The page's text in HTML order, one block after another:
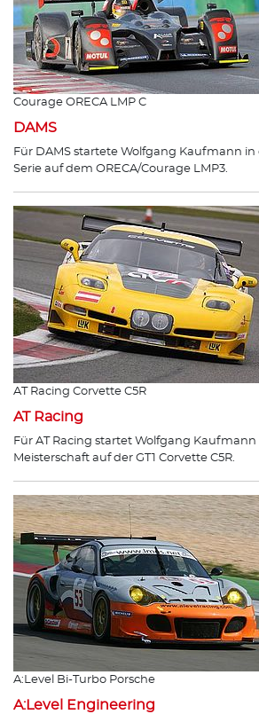
Courage ORECA LMP C
DAMS
Für DAMS startete Wolfgang Kaufmann in
Serie auf dem ORECA/Courage LMP3.
AT Racing Corvette C5R
AT Racing
Für AT Racing startet Wolfgang Kaufmann
Meisterschaft auf der GT1 Corvette C5R.
A:Level Bi-Turbo Porsche
A:Level Engineering